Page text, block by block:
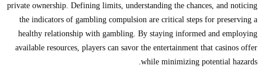
private ownership. Defining limits, understanding the chances, and noticing
the indicators of gambling compulsion are critical steps for preserving a
healthy relationship with gambling. By staying informed and employing
available resources, players can savor the entertainment that casinos offer
while minimizing potential hazards.